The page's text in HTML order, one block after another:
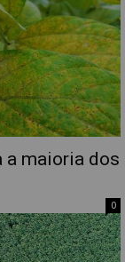
a maioria dos
0